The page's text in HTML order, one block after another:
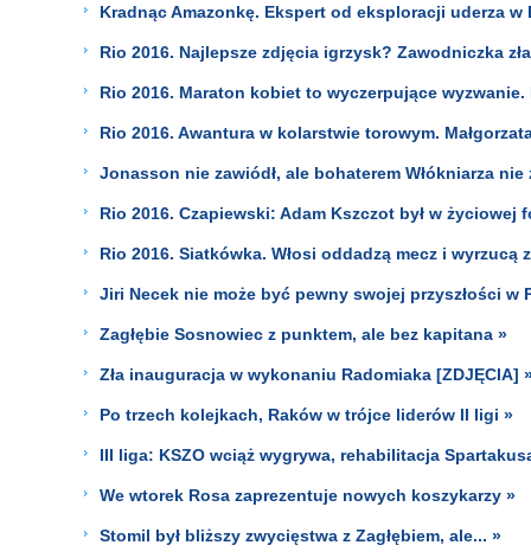
Kradnąc Amazonkę. Ekspert od eksploracji uderza
Rio 2016. Najlepsze zdjęcia igrzysk? Zawodniczka
Rio 2016. Maraton kobiet to wyczerpujące
Rio 2016. Awantura w kolarstwie torowym.
Jonasson nie zawiódł, ale bohaterem Włókniarza nie
Rio 2016. Czapiewski: Adam Kszczot był w życiowej
Rio 2016. Siatkówka. Włosi oddadzą mecz i
Jiri Necek nie może być pewny swojej przyszłości
Zagłębie Sosnowiec z punktem, ale bez kapitana »
Zła inauguracja w wykonaniu Radomiaka [ZDJĘCIA]
Po trzech kolejkach, Raków w trójce liderów II ligi »
III liga: KSZO wciąż wygrywa, rehabilitacja
We wtorek Rosa zaprezentuje nowych koszykarzy »
Stomil był bliższy zwycięstwa z Zagłębiem, ale... »